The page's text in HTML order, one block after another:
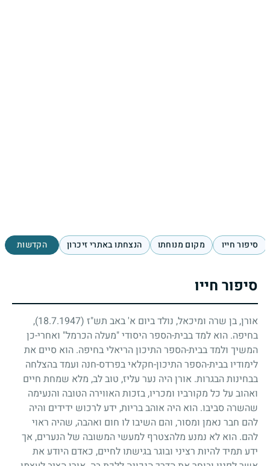
סיפור חייו מקום מנוחתו הנצחתו באתרי זיכרון הקדשות
סיפור חייו
אורן, בן שרה ומיכאל, נולד ביום א' באב תש"ז (18.7.1947)
,
בחיפה. הוא למד בבית-הספר היסודי "מעלה הכרמל" ואחרי-כן
המשיך ולמד בבית-הספר התיכון הריאלי בחיפה. הוא סיים את
לימודיו בבית-הספר התיכון-חקלאי בפרדס-חנה ועמד בהצלחה
בבחינות הבגרות. אורן היה נער עליז, טוב לב, מלא שמחת חיים
ואהוב על כל מקורביו ומכריו, בזכות האווירה הטובה והנעימה
שהשרה סביבו. הוא היה אוהב בריות, ידע לרכוש ידידים והיה
להם חבר נאמן ומסור, והם השיבו לו חום ואהבה, שהיה ראוי
להם. הוא לא נמנע מלהצטרף למעשי המשובה של הנערים, אך
ידע תמיד להיות רציני ובוגר בגישתו לחיים, כאדם היודע את